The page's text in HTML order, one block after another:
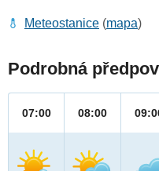
Meteostanice (mapa)
Podrobná
07:00 08:00